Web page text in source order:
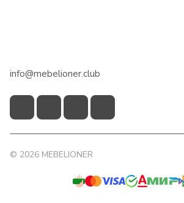
info@mebelioner.club
© 2026 MEBELIONER